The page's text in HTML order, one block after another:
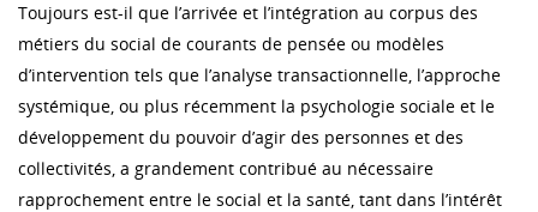
Toujours est-il que l’arrivée et l’intégration au corpus des
métiers du social de courants de pensée ou modèles
d’intervention tels que l’analyse transactionnelle, l’approche
systémique, ou plus récemment la psychologie sociale et le
développement du pouvoir d’agir des personnes et des
collectivités, a grandement contribué au nécessaire
rapprochement entre le social et la santé, tant dans l’intérêt